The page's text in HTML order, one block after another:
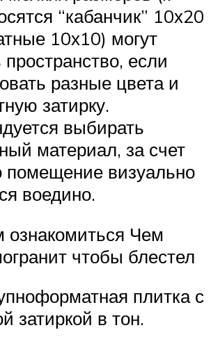
“кабанчик” 10х20
10х10) могут
если
разные цвета и
затирку.
выбирать
материал, за счет
помещение визуально
воедино.
ознакомиться Чем
чтобы блестел
плитка с
затиркой в тон.